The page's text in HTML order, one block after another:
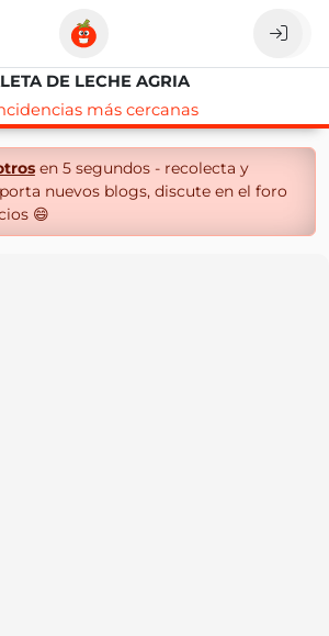
DE LECHE AGRIA
más cercanas
en 5 segundos - recolecta y
nuevos blogs, discute en el foro
😄